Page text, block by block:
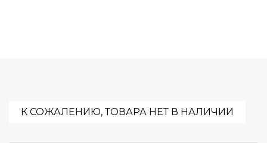
К СОЖАЛЕНИЮ, ТОВАРА НЕТ В НАЛИЧИИ